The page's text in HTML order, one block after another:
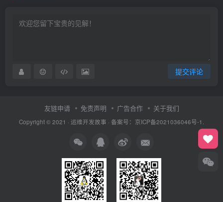
提交评论
友链申请 免责声明 广告合作 关于我们
Copyright © 2021 · 运维开发故事 · 备案号：京ICP备2021036046号-1.